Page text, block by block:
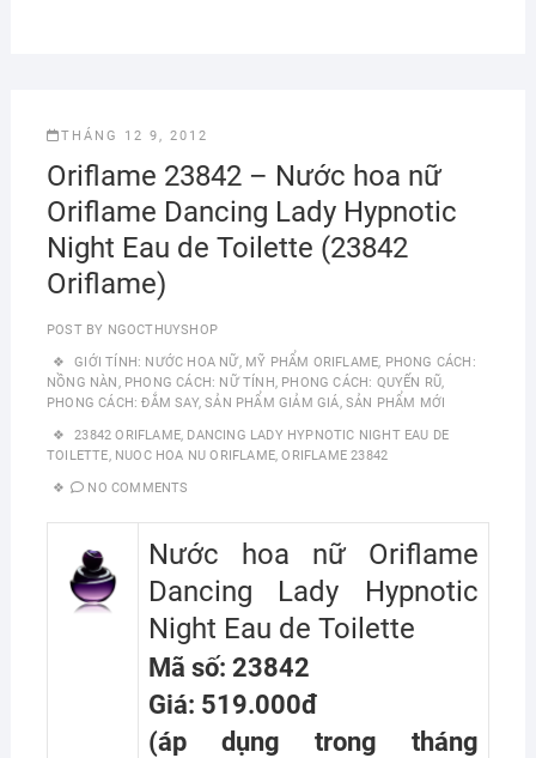
THÁNG 12 9, 2012
Oriflame 23842 – Nước hoa nữ
Oriflame Dancing Lady Hypnotic
Night Eau de Toilette (23842
Oriflame)
POST BY NGOCTHUYSHOP
GIỚI TÍNH: NƯỚC HOA NỮ, MỸ PHẨM ORIFLAME, PHONG CÁCH:
NỒNG NÀN, PHONG CÁCH: NỮ TÍNH, PHONG CÁCH: QUYẾN RŨ,
PHONG CÁCH: ĐẮM SAY,SẢN PHẨM GIẢM GIÁ, SẢN PHẨM MỚI
23842 ORIFLAME, DANCING LADY HYPNOTIC NIGHT EAU DE
TOILETTE, NUOC HOA NU ORIFLAME,ORIFLAME 23842
NO COMMENTS
Nước hoa nữ Oriflame
Dancing Lady Hypnotic
Night Eau de Toilette
Mã số: 23842
Giá: 519.000đ
(áp dụng trong tháng